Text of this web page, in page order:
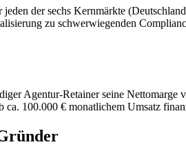
der sechs Kernmärkte
zu schwerwiegenden
Agentur-Retainer seine Nettomarge
ca. 100.000 € monatlichem Umsatz